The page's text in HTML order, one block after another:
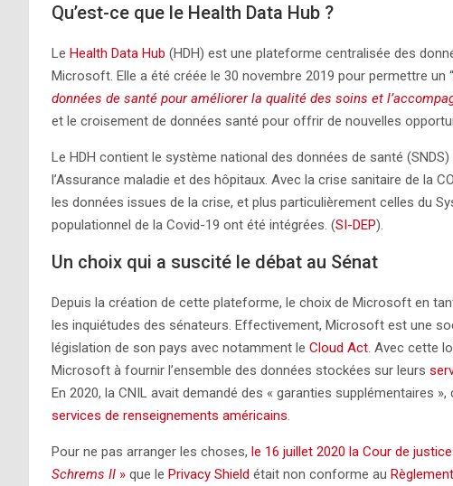
Qu’est-ce que le Health Data Hub ?
Le Health Data Hub (HDH) est une plateforme centralisée des
Microsoft. Elle a été créée le 30 novembre 2019 pour permettre un “
données de santé pour améliorer la qualité des soins et
et le croisement de données santé pour offrir de nouvelles
Le HDH contient le système national des données de santé
l’Assurance maladie et des hôpitaux. Avec la crise sanitaire de la
les données issues de la crise, et plus particulièrement celles du
populationnel de la Covid-19 ont été intégrées. (SI-DEP).
Un choix qui a suscité le débat au Sénat
Depuis la création de cette plateforme, le choix de Microsoft en
les inquiétudes des sénateurs. Effectivement, Microsoft est une
législation de son pays avec notamment le Cloud Act. Avec cette
Microsoft à fournir l’ensemble des données stockées sur leurs
En 2020, la CNIL avait demandé des « garanties supplémentaires »,
services de renseignements américains.
Pour ne pas arranger les choses, le 16 juillet 2020 la Cour de
Schrems II » que le Privacy Shield était non conforme au